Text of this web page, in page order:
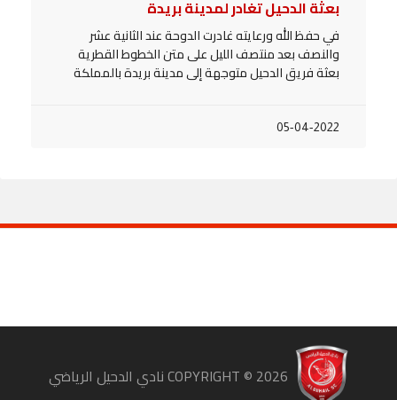
بعثة الدحيل تغادر لمدينة بريدة
في حفظ الله ورعايته غادرت الدوحة عند الثانية عشر
والنصف بعد منتصف الليل على متن الخطوط القطرية
بعثة فريق الدحيل متوجهة إلى مدينة بريدة بالمملكة
05-04-2022
2026 نادي الدحيل الرياضي